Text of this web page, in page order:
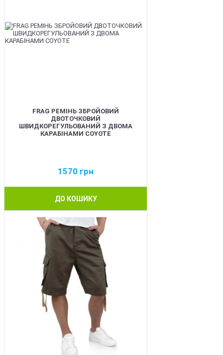
FRAG РЕМІНЬ ЗБРОЙОВИЙ
ДВОТОЧКОВИЙ
ШВИДКОРЕГУЛЬОВАНИЙ З ДВОМА
КАРАБІНАМИ COYOTE
1570 грн
ДО КОШИКУ